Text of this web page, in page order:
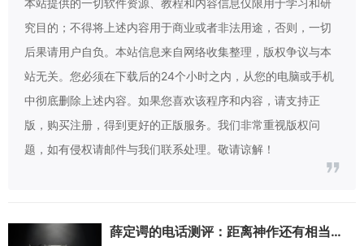
究目的；不得将上述内容用于商业或者非法用途，否则，一切
后果请用户自负。本站信息来自网络收集整理，版权争议与本
站无关。您必须在下载后的24个小时之内，从您的电脑或手机
中彻底删除上述内容。如果您喜欢该程序和内容，请支持正
版，购买注册，得到更好的正版服务。我们非常重视版权问
题，如有侵权请邮件与我们联系处理。敬请谅解！
薛定谔的电话测评：距离神作还有相当长的距离